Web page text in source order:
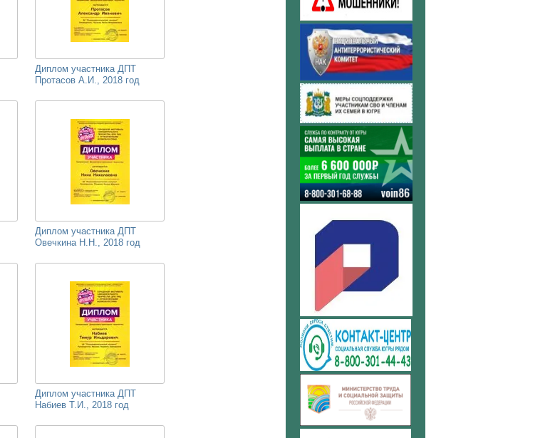
Диплом участника ДПТ
Протасов А.И., 2018 год
Диплом участника ДПТ
Овечкина Н.Н., 2018 год
Диплом участника ДПТ
Набиев Т.И., 2018 год